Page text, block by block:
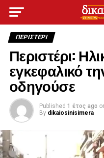
ΠΕΡΙΣΤΕΡΙ
Περιστέρι:
εγκεφαλικό
οδηγούσε
Published 1 έτος ago
By dikaiosinisimera